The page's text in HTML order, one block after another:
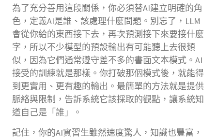
為了充分善用這段關係，你必須替AI建立明確的角
色，定義AI是誰、該處理什麼問題。別忘了，LLM
會從你給的東西接下去，再次預測接下來要接什麼
字，所以不少模型的預設輸出有可能聽上去很類
似，因為它們通常遵守差不多的書面文本模式。AI
接受的訓練就是那樣。你打破那個模式後，就能得
到更實用、更有趣的輸出。最簡單的方法就是提供
脈絡與限制，告訴系統它該採取的觀點，讓系統知
道自己是「誰」。
記住，你的AI實習生雖然速度驚人，知識也豐富，